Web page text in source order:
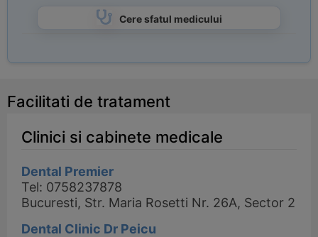
Cere sfatul medicului
Facilitati de tratament
Clinici si cabinete medicale
Dental Premier
Tel: 0758237878
Bucuresti, Str. Maria Rosetti Nr. 26A, Sector 2
Dental Clinic Dr Peicu